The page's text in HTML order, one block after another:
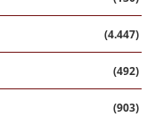
(4.447)
(492)
(903)